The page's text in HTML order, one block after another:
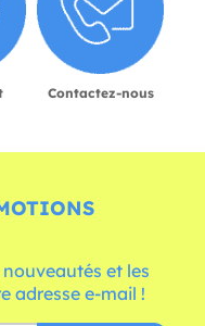
Contactez-nous
et les
adresse e-mail !